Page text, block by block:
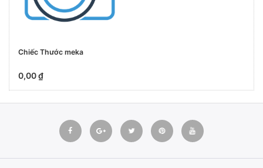
Chiếc Thước meka
0,00 ₫